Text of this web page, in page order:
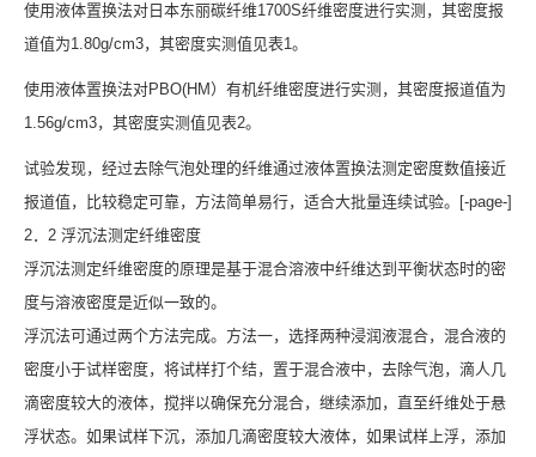
使用液体置换法对日本东丽碳纤维1700S纤维密度进行实测，其密度报
道值为1.80g/cm3，其密度实测值见表1。
使用液体置换法对PBO(HM）有机纤维密度进行实测，其密度报道值为
1.56g/cm3，其密度实测值见表2。
试验发现，经过去除气泡处理的纤维通过液体置换法测定密度数值接近
报道值，比较稳定可靠，方法简单易行，适合大批量连续试验。[-page-]
2．2 浮沉法测定纤维密度
浮沉法测定纤维密度的原理是基于混合溶液中纤维达到平衡状态时的密
度与溶液密度是近似一致的。
浮沉法可通过两个方法完成。方法一，选择两种浸润液混合，混合液的
密度小于试样密度，将试样打个结，置于混合液中，去除气泡，滴人几
滴密度较大的液体，搅拌以确保充分混合，继续添加，直至纤维处于悬
浮状态。如果试样下沉，添加几滴密度较大液体，如果试样上浮，添加